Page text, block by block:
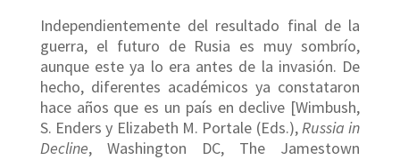
Independientemente del resultado final de la
guerra, el futuro de Rusia es muy sombrío,
aunque este ya lo era antes de la invasión. De
hecho, diferentes académicos ya constataron
hace años que es un país en declive [Wimbush,
S. Enders y Elizabeth M. Portale (Eds.),Russia in
Decline, Washington DC, The Jamestown